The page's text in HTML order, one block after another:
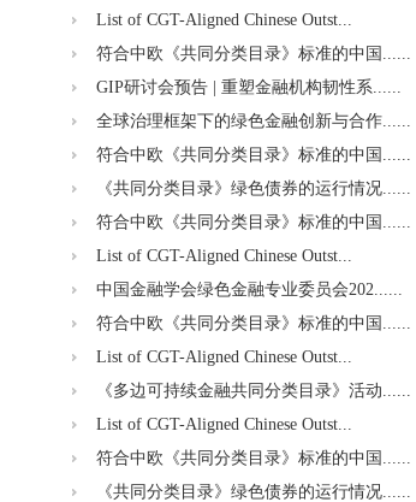
List of CGT-Aligned Chinese Outst...
符合中欧《共同分类目录》标准的中国......
GIP研讨会预告 | 重塑金融机构韧性系......
全球治理框架下的绿色金融创新与合作......
符合中欧《共同分类目录》标准的中国......
《共同分类目录》绿色债券的运行情况......
符合中欧《共同分类目录》标准的中国......
List of CGT-Aligned Chinese Outst...
中国金融学会绿色金融专业委员会202......
符合中欧《共同分类目录》标准的中国......
List of CGT-Aligned Chinese Outst...
《多边可持续金融共同分类目录》活动......
List of CGT-Aligned Chinese Outst...
符合中欧《共同分类目录》标准的中国......
《共同分类目录》绿色债券的运行情况......